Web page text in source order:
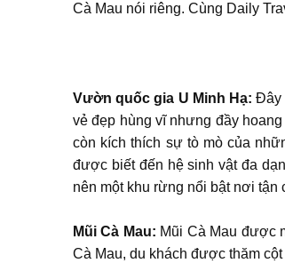
Cà Mau nói riêng. Cùng Daily
Vườn quốc gia U Minh Hạ: Đây
vẻ đẹp hùng vĩ nhưng đầy
còn kích thích sự tò mò của
được biết đến hệ sinh vật đa
nên một khu rừng nổi bật nơi tận
Mũi Cà Mau: Mũi Cà Mau được
Cà Mau, du khách được thăm